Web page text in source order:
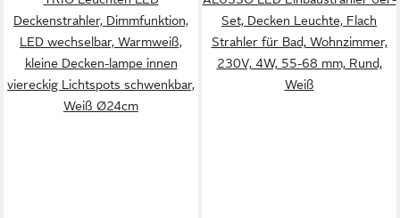
Deckenstrahler, Dimmfunktion,
LED wechselbar, Warmweiß,
kleine Decken-lampe innen
viereckig Lichtspots schwenkbar,
Weiß Ø24cm
Set, Decken Leuchte, Flach
Strahler für Bad, Wohnzimmer,
230V, 4W, 55-68 mm, Rund,
Weiß